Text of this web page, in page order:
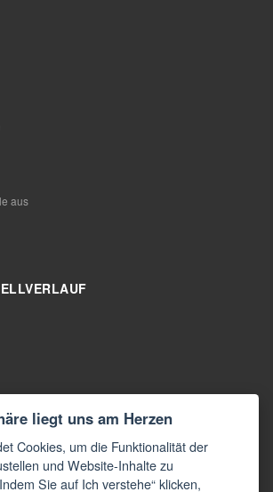
aus
liegt uns am Herzen
Cookies, um die Funktionalität der
und Website-Inhalte zu
Sie auf Ich verstehe“ klicken,